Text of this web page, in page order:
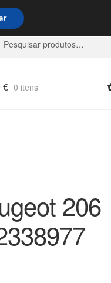
800 500 967
€ 0 itens
206